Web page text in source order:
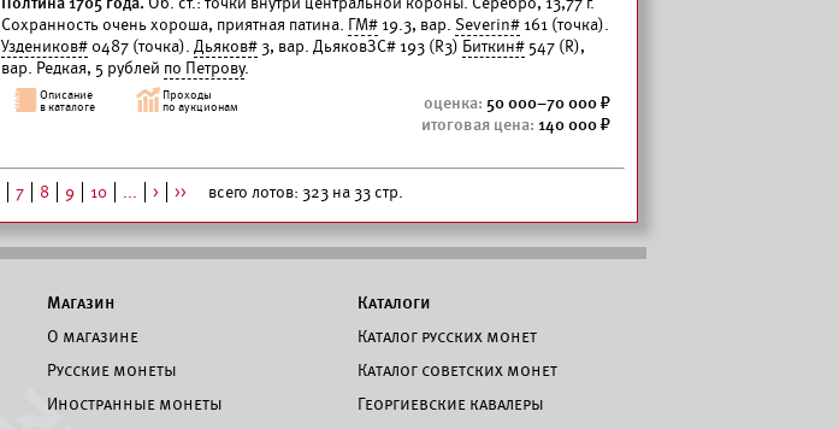
Сохранность очень хороша, приятная патина. ГМ# 19.3, вар. Severin# 161 (точка).
Уздеников# 0487 (точка). Дьяков#3, вар. ДьяковЗС# 193 (R3) Биткин# 547 (R),
вар. Редкая, 5 рублей по Петрову.
50 000–70 000
140 000
7 8 9 10 ... > >> всего лотов: 323 на 33 стр.
Магазин
О магазине
Русские монеты
Иностранные монеты
Каталоги
Каталог русских монет
Каталог советских монет
Георгиевские кавалеры